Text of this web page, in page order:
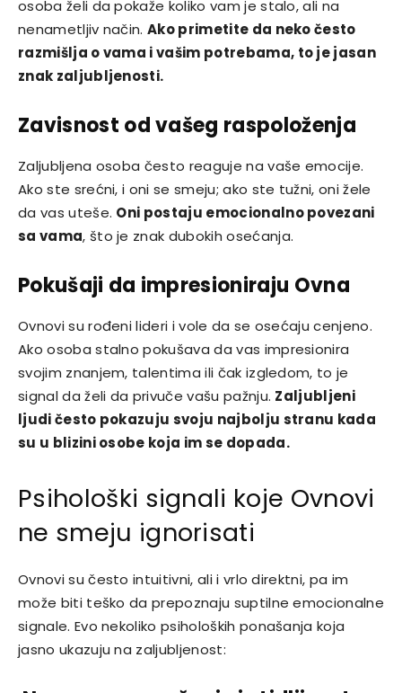
osoba želi da pokaže koliko vam je stalo, ali na
nenametljiv način.Ako primetite da neko često
razmišlja o vama i vašim potrebama, to je jasan
znak zaljubljenosti.
Zavisnost od vašeg raspoloženja
Zaljubljena osoba često reaguje na vaše emocije.
Ako ste srećni, i oni se smeju; ako ste tužni, oni žele
da vas uteše. Oni postaju emocionalno povezani
sa vama, što je znak dubokih osećanja.
Pokušaji da impresioniraju Ovna
Ovnovi su rođeni lideri i vole da se osećaju cenjeno.
Ako osoba stalno pokušava da vas impresionira
svojim znanjem, talentima ili čak izgledom, to je
signal da želi da privuče vašu pažnju. Zaljubljeni
ljudi često pokazuju svoju najbolju stranu kada
su u blizini osobe koja im se dopada.
Psihološki signali koje Ovnovi
ne smeju ignorisati
Ovnovi su često intuitivni, ali i vrlo direktni, pa im
može biti teško da prepoznaju suptilne emocionalne
signale. Evo nekoliko psiholoških ponašanja koja
jasno ukazuju na zaljubljenost: